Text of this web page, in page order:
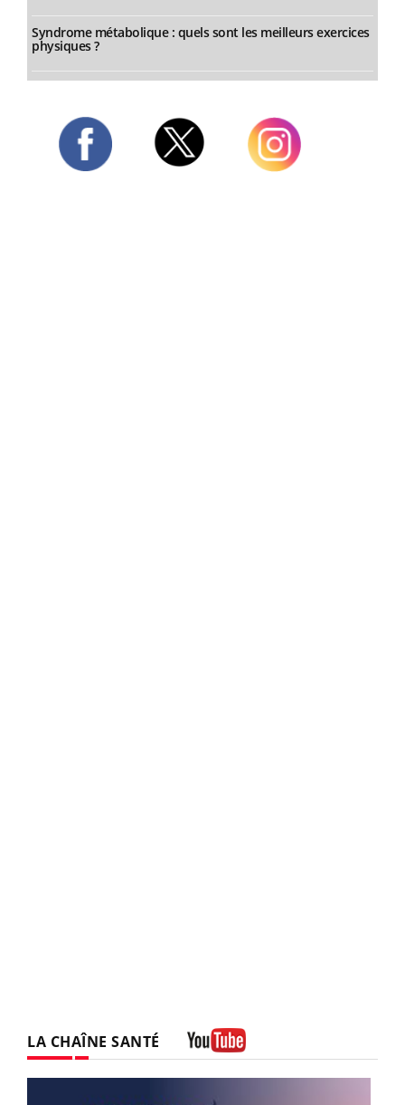
Syndrome métabolique : quels sont les meilleurs exercices
physiques ?
LA CHAÎNE SANTÉ